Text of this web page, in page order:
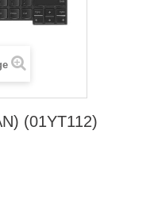
(01YT112)